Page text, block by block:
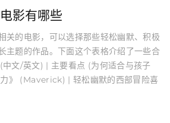
影有哪些
关的电影，可以选择那些轻松幽默、积极
主题的作品。下面这个表格介绍了一些合
文/英文) | 主要看点 (为何适合与孩子
》 (Maverick) | 轻松幽默的西部冒险喜